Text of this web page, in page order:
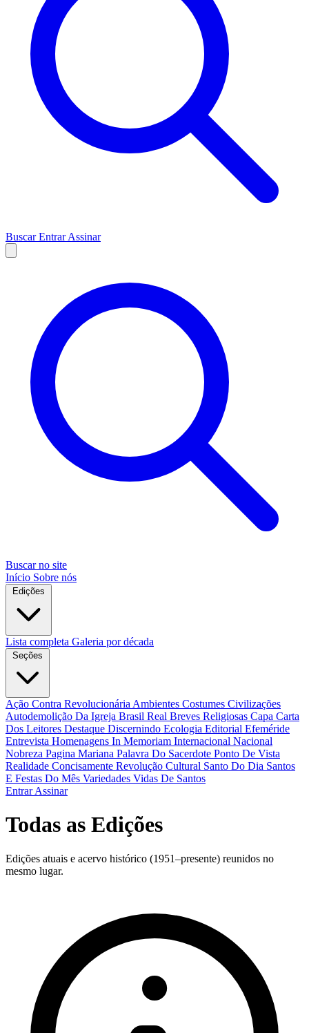
BuscarEntrarAssinar
Buscar no site
Início Sobre nós
Edições
Lista completa Galeria por década
Seções
Ação Contra Revolucionária Ambientes Costumes Civilizações
Autodemolição Da Igreja Brasil Real Breves Religiosas Capa Carta
Dos Leitores Destaque Discernindo Ecologia Editorial Efeméride
Entrevista Homenagens In Memoriam Internacional Nacional
Nobreza Pagina Mariana Palavra Do Sacerdote Ponto De Vista
Realidade Concisamente Revolução Cultural Santo Do Dia Santos
E Festas Do Mês Variedades Vidas De Santos
EntrarAssinar
Todas as Edições
Edições atuais e acervo histórico (1951–presente) reunidos no
mesmo lugar.